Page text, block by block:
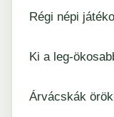
Régi népi
Ki a leg-
Árvácskák